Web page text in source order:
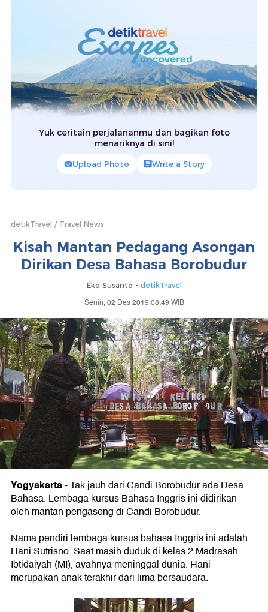
Yuk ceritain perjalananmu dan bagikan foto
menariknya di sini!
Upload Photo Write a Story
detikTravel Travel News
Kisah Mantan Pedagang Asongan
Dirikan Desa Bahasa Borobudur
Eko Susanto - detikTravel
Senin, 02 Des 2019 08:49 WIB
Yogyakarta- Tak jauh dari Candi Borobudur ada Desa
Bahasa. Lembaga kursus Bahasa Inggris ini didirikan
oleh mantan pengasong di Candi Borobudur.
Nama pendiri lembaga kursus bahasa Inggris ini adalah
Hani Sutrisno. Saat masih duduk di kelas 2 Madrasah
Ibtidaiyah (MI), ayahnya meninggal dunia. Hani
merupakan anak terakhir dari lima bersaudara.